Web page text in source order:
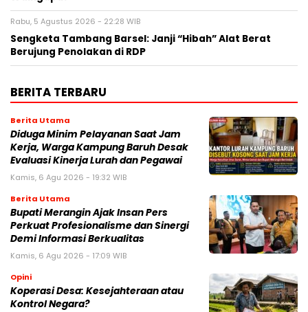
Rabu, 5 Agustus 2026 - 22:28 WIB
Sengketa Tambang Barsel: Janji “Hibah” Alat Berat
Berujung Penolakan di RDP
BERITA TERBARU
Berita Utama
Diduga Minim Pelayanan Saat Jam
Kerja, Warga Kampung Baruh Desak
Evaluasi Kinerja Lurah dan Pegawai
Kamis, 6 Agu 2026 - 19:32 WIB
Berita Utama
Bupati Merangin Ajak Insan Pers
Perkuat Profesionalisme dan Sinergi
Demi Informasi Berkualitas
Kamis, 6 Agu 2026 - 17:09 WIB
Opini
Koperasi Desa: Kesejahteraan atau
Kontrol Negara?